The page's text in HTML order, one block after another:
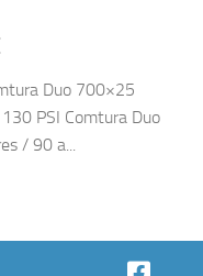
Duo 700×25
PSI Comtura Duo
/ 90 a...